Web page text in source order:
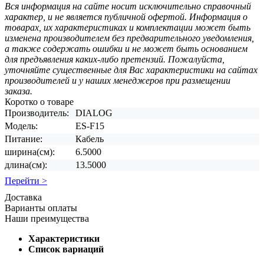
Вся информация на сайте носит исключительно справочный
характер, и не является публичной офертой. Информация о
товарах, их характеристиках и комплектации может быть
изменена производителем без предварительного уведомления,
а также содержать ошибки и не может быть основанием
для предъявления каких-либо претензий. Пожалуйста,
уточняйте существенные для Вас характеристики на сайтах
производителей и у наших менеджеров при размещении
заказа.
Коротко о товаре
Производитель:
DIALOG
Модель:
ES-F15
Питание:
Кабель
ширина(см):
6.5000
длина(см):
13.5000
Перейти >
Доставка
Варианты оплаты
Наши преимущества
Характеристики
Список вариаций